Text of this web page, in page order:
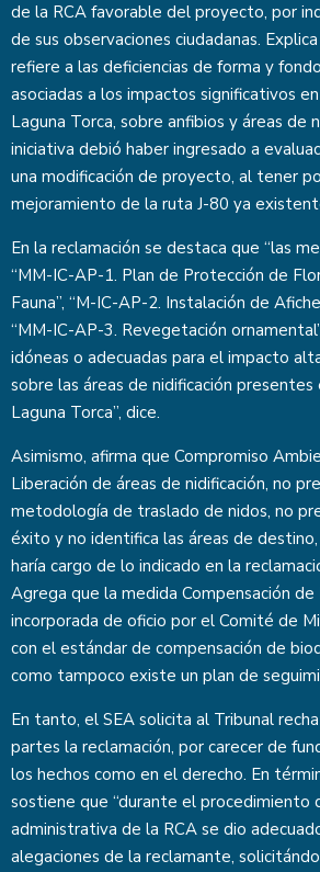
de la RCA favorable del proyecto, por
de sus observaciones ciudadanas.
refiere a las deficiencias de forma y
asociadas a los impactos significativos
Laguna Torca, sobre anfibios y áreas de
iniciativa debió haber ingresado a
una modificación de proyecto, al tener
mejoramiento de la ruta J-80 ya
En la reclamación se destaca que “las
“MM-IC-AP-1. Plan de Protección de
Fauna”, “M-IC-AP-2. Instalación de
“MM-IC-AP-3. Revegetación
idóneas o adecuadas para el impacto
sobre las áreas de nidificación
Laguna Torca”, dice.
Asimismo, afirma que Compromiso
Liberación de áreas de nidificación, no
metodología de traslado de nidos, no
éxito y no identifica las áreas de
haría cargo de lo indicado en la
Agrega que la medida Compensación de
incorporada de oficio por el Comité de
con el estándar de compensación de
como tampoco existe un plan de
En tanto, el SEA solicita al Tribunal
partes la reclamación, por carecer de
los hechos como en el derecho. En
sostiene que “durante el procedimiento
administrativa de la RCA se dio
alegaciones de la reclamante,